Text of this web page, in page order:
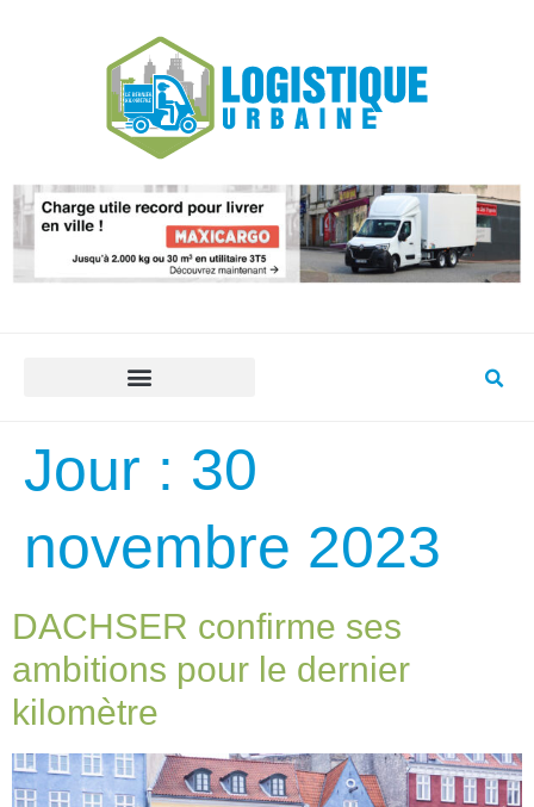
Jour : 30
novembre 2023
DACHSER confirme ses
ambitions pour le dernier
kilomètre